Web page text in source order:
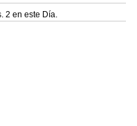
2 en este Día.